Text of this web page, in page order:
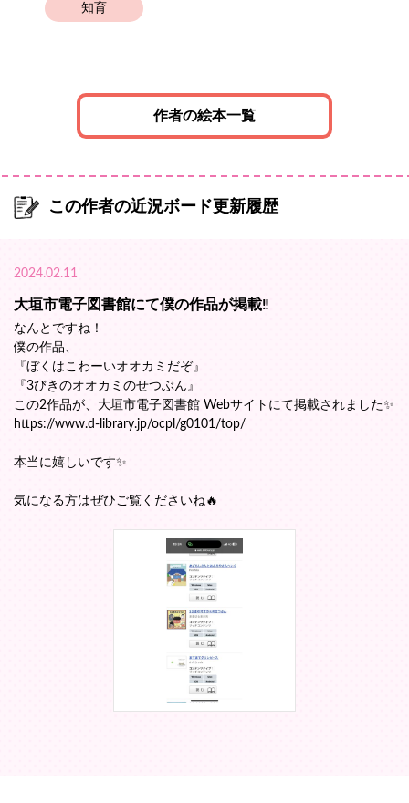
知育
作者の絵本一覧
この作者の近況ボード更新履歴
2024.02.11
大垣市電子図書館にて僕の作品が掲載‼️
なんとですね！
僕の作品、
『ぼくはこわーいオオカミだぞ』
『3びきのオオカミのせつぶん』
この2作品が、大垣市電子図書館 Webサイトにて掲載されました✨
https://www.d-library.jp/ocpl/g0101/top/
本当に嬉しいです✨
気になる方はぜひご覧くださいね🔥